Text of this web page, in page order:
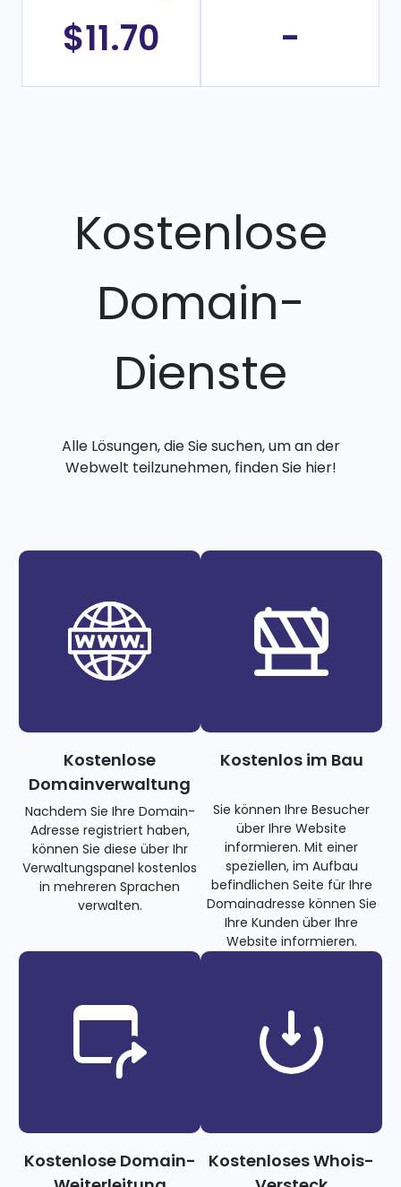
$11.70 -
Kostenlose
Domain-
Dienste
Alle Lösungen, die Sie suchen, um an der
Webwelt teilzunehmen, finden Sie hier!
Kostenlose
Domainverwaltung
Nachdem Sie Ihre Domain-
Adresse registriert haben,
können Sie diese über Ihr
Verwaltungspanel kostenlos
in mehreren Sprachen
verwalten.
Kostenlos im Bau
Sie können Ihre Besucher
über Ihre Website
informieren. Mit einer
speziellen, im Aufbau
befindlichen Seite für Ihre
Domainadresse können Sie
Ihre Kunden über Ihre
Website informieren.
Kostenlose Domain-
Kostenloses Whois-